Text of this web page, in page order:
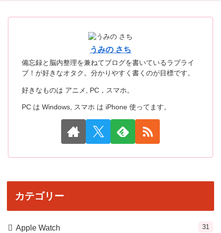
うみの さち
備忘録と脳内整理を兼ねてブログを書いているラブライ
ブ！が好きなオタク。分かりやすく書くのが目標です。
好きなものは アニメ, PC，スマホ。
PC は Windows, スマホ は iPhone 使ってます。
カテゴリー
Apple Watch 31